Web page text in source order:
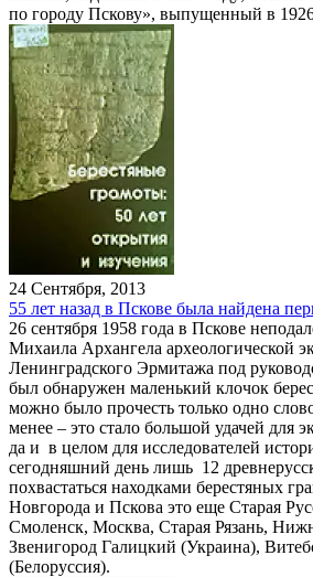
по городу Пскову», выпущенный в
24 Сентября, 2013
55 лет назад в Пскове была найдена
26 сентября 1958 года в Пскове
Михаила Архангела археологической
Ленинградского Эрмитажа под
был обнаружен маленький клочок
можно было прочесть только одно
менее – это стало большой удачей для
да и в целом для исследователей
сегодняшний день лишь 12
похвастаться находками берестяных
Новгорода и Пскова это еще Старая
Смоленск, Москва, Старая Рязань,
Звенигород Галицкий (Украина),
(Белоруссия).